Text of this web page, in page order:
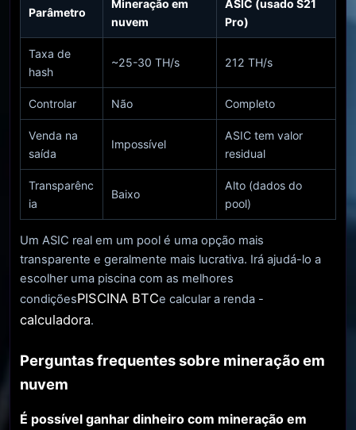
Parâmetro
Mineração em
nuvem
ASIC (usado S21
Pro)
Taxa de
hash
~25-30 TH/s 212 TH/s
Controlar Não Completo
Venda na
saída
Impossível
ASIC tem valor
residual
Transparênc
ia
Baixo
Alto (dados do
pool)
Um ASIC real em um pool é uma opção mais
transparente e geralmente mais lucrativa. Irá ajudá-lo a
escolher uma piscina com as melhores
condiçõesPISCINA BTCe calcular a renda -
calculadora.
Perguntas frequentes sobre mineração em
nuvem
É possível ganhar dinheiro com mineração em